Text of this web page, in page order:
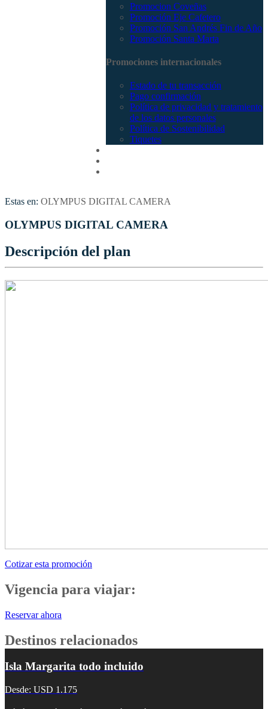
Promocion Coveñas
Promoción Eje Cafetero
Promoción San Andrés Fin de Año
Promoción Santa Marta
Promociones internacionales
Estado de tu transacción
Pago confirmación
Política de privacidad y tratamiento
de los datos personales
Política de Sostenibilidad
Tiquetes
Estas en: OLYMPUS DIGITAL CAMERA
OLYMPUS DIGITAL CAMERA
Descripción del plan
Cotizar esta promoción
Vigencia para viajar:
Reservar ahora
Destinos relacionados
Isla Margarita todo incluido
Desde: USD 1.175